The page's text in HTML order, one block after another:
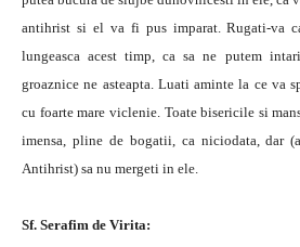
antihrist si el va fi pus imparat. Rugati-va
lungeasca acest timp, ca sa ne putem
groaznice ne asteapta. Luati aminte la ce va
cu foarte mare viclenie. Toate bisericile si
imensa, pline de bogatii, ca niciodata, dar
Antihrist) sa nu mergeti in ele.
Sf. Serafim de Virita: